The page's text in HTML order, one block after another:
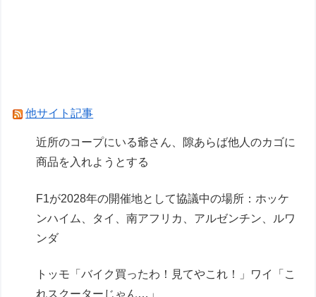
他サイト記事
近所のコープにいる爺さん、隙あらば他人のカゴに
商品を入れようとする
F1が2028年の開催地として協議中の場所：ホッケ
ンハイム、タイ、南アフリカ、アルゼンチン、ルワ
ンダ
トッモ「バイク買ったわ！見てやこれ！」ワイ「こ
れスクーターじゃん…」